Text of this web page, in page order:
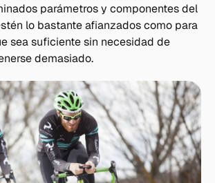
parámetros y componentes del
lo bastante afianzados como para
sea suficiente sin necesidad de
demasiado.